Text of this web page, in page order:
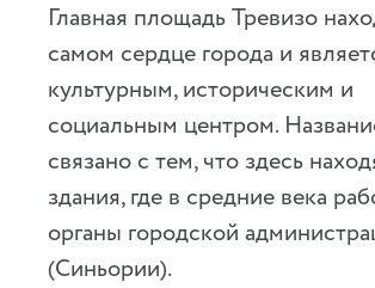
Главная площадь Тревизо
самом сердце города и
культурным, историческим и
социальным центром.
связано с тем, что здесь
здания, где в средние века
органы городской
(Синьории).